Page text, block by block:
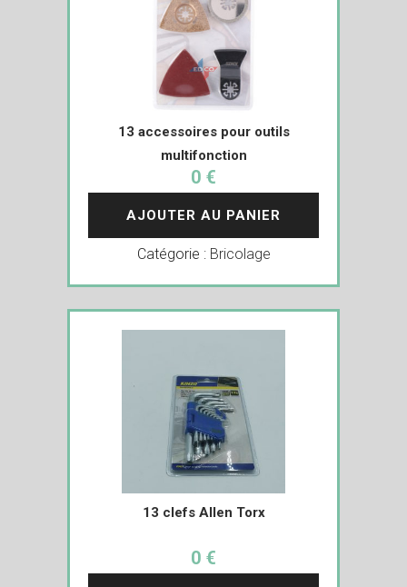
13 accessoires pour outils
multifonction
0 €
AJOUTER AU PANIER
Catégorie : Bricolage
13 clefs Allen Torx
0 €